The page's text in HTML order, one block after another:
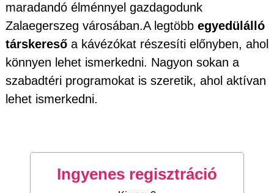
maradandó élménnyel gazdagodunk
Zalaegerszeg városában.A legtöbb egyedülálló
társkereső a kávézókat részesíti előnyben, ahol
könnyen lehet ismerkedni. Nagyon sokan a
szabadtéri programokat is szeretik, ahol aktívan
lehet ismerkedni.
Ingyenes regisztráció